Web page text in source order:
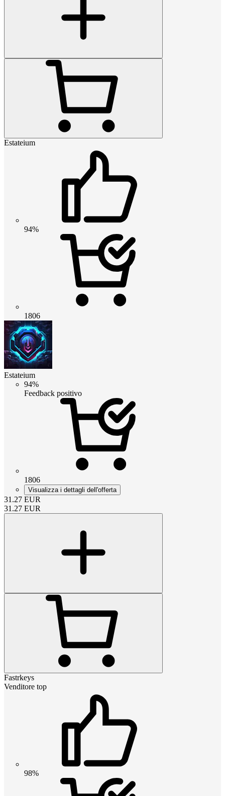
Estateium
94%
1806
Estateium
94%
Feedback positivo
1806
Visualizza i dettagli dell'offerta
31.27 EUR
31.27 EUR
Fastrkeys
Venditore top
98%